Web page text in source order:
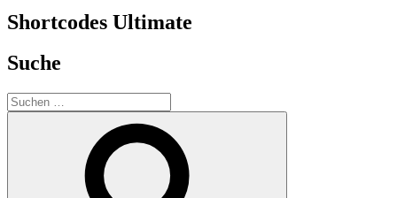
Tipps
zum
Motorradfahren“
Shortcodes Ultimate
Suche
Suchen
nach: